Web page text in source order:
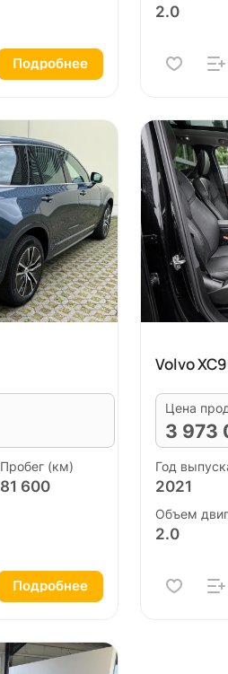
Подробнее
2.0
Пробег (км)
81 600
Подробнее
Volvo
Цена
3 973
Год
2021
Объем
2.0